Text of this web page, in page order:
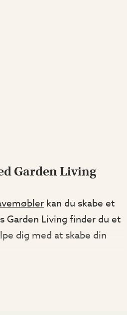
Garden Living
kan du skabe et
Living finder du et
dig med at skabe din